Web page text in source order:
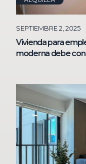
SEPTIEMBRE 2, 2025
Vivienda para
moderna debe